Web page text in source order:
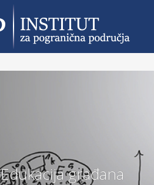
Edukacija građana